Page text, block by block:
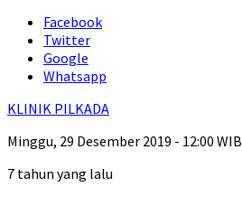
Facebook
Twitter
Google
Whatsapp
KLINIK PILKADA
Minggu, 29 Desember 2019 - 12:00 WIB
7 tahun yang lalu